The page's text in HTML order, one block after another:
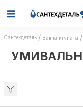
Сантехдеталь Ванна кімната